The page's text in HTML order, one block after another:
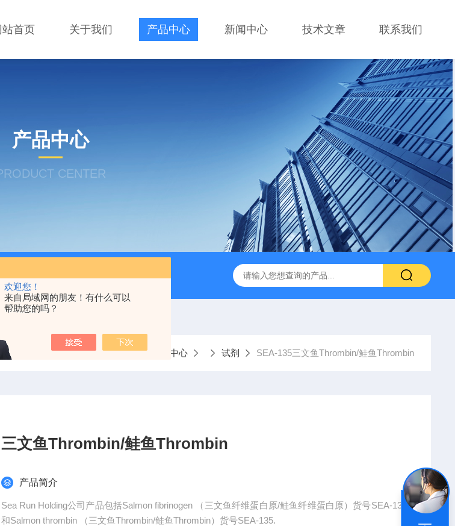
欢迎您！
来自局域网的朋友！有什么可以
帮助您的吗？
站首页 关于我们 产品中心 新闻中心 技术文章 联系我们
产品中心
CENTER
SEA-133鲑鱼纤维蛋白原 FaSSIF 25Lbiorelevant *代理
当前位置：首页 产品中心 试剂 SEA-135三文鱼Thrombin/鲑鱼Thrombin
三文鱼Thrombin/鲑鱼Thrombin
产品简介
Sea Run Holding公司产品包括Salmon fibrinogen （三文鱼纤维蛋白原/鲑鱼纤维蛋白原）货号SEA-133
和Salmon thrombin （三文鱼Thrombin/鲑鱼Thrombin）货号SEA-135.